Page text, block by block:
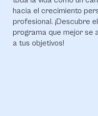
hacia el crecimiento
profesional. ¡Descubre el
programa que mejor se
a tus objetivos!